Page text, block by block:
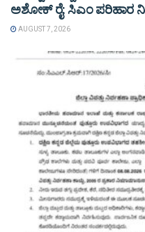
ಅಶೋಕ್ ರೈ: ಸಿಎಂ ಪರಿಹಾರ
AUGUST 7, 2026